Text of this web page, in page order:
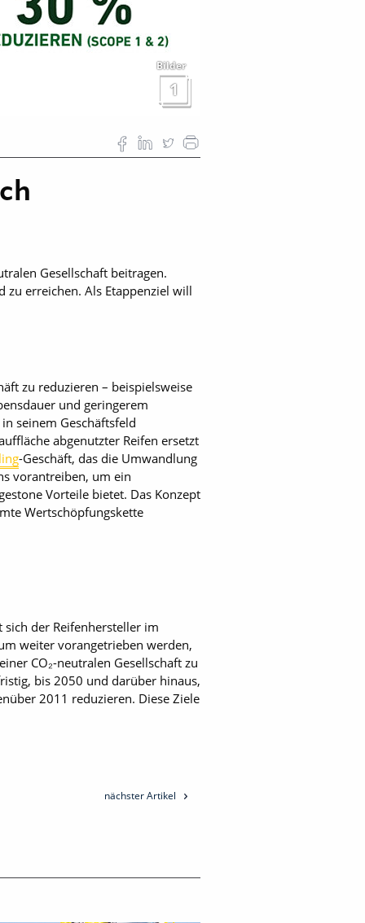
Bilder
1
Gesellschaft beitragen.
zu erreichen. Als Etappenziel will
zu reduzieren – beispielsweise
und geringerem
seinem Geschäftsfeld
abgenutzter Reifen ersetzt
-Geschäft, das die Umwandlung
vorantreiben, um ein
Vorteile bietet. Das Konzept
Wertschöpfungskette
der Reifenhersteller im
weiter vorangetrieben werden,
CO₂-neutralen Gesellschaft zu
bis 2050 und darüber hinaus,
2011 reduzieren. Diese Ziele
nächster Artikel